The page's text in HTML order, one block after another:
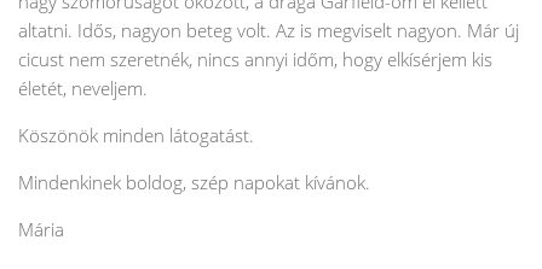
altatni. Idős, nagyon beteg volt. Az is megviselt nagyon. Már új
cicust nem szeretnék, nincs annyi időm, hogy elkísérjem kis
életét, neveljem.
Köszönök minden látogatást.
Mindenkinek boldog, szép napokat kívánok.
Mária